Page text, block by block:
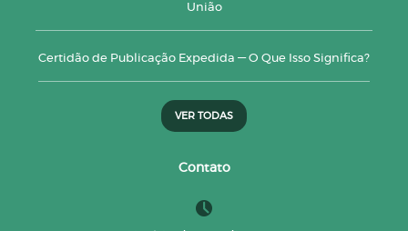
União
Certidão de Publicação Expedida — O Que Isso Significa?
VER TODAS
Contato